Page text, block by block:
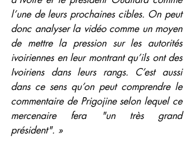
l’une de leurs prochaines cibles. On peut
donc analyser la vidéo comme un moyen
de mettre la pression sur les autorités
ivoiriennes en leur montrant qu’ils ont des
Ivoiriens dans leurs rangs. C’est aussi
dans ce sens qu’on peut comprendre le
commentaire de Prigojine selon lequel ce
mercenaire fera "un très grand
président". »